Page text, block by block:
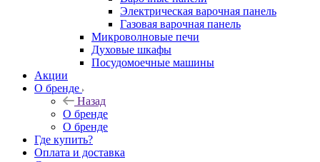
Электрическая варочная панель
Газовая варочная панель
Микроволновые печи
Духовые шкафы
Посудомоечные машины
Акции
О бренде
Назад
О бренде
О бренде
Где купить?
Оплата и доставка